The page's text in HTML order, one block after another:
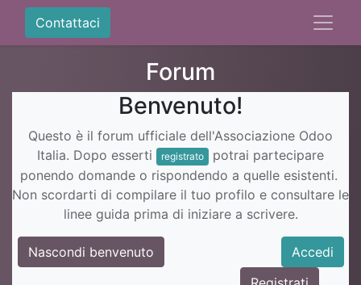
Contattaci
Forum
Benvenuto!
Questo è il forum ufficiale dell'Associazione Odoo
Italia. Dopo esserti
registrato
potrai partecipare
ponendo domande o rispondendo a quelle esistenti.
Non scordarti di compilare il tuo profilo e consultare le
linee guida prima di iniziare a scrivere.
Nascondi benvenuto
Accedi